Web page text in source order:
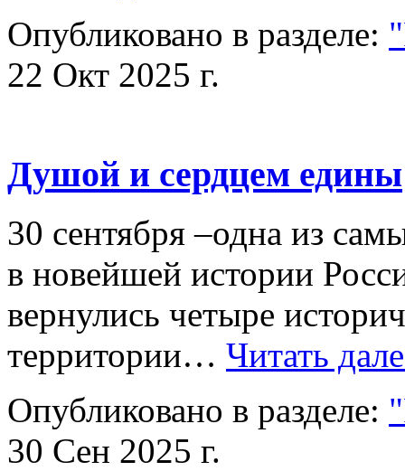
Опубликовано в разделе:
22 Окт 2025 г.
Душой и сердцем едины
30 сентября –одна из
в новейшей истории
вернулись четыре
территории… Читать
Опубликовано в разделе:
30 Сен 2025 г.